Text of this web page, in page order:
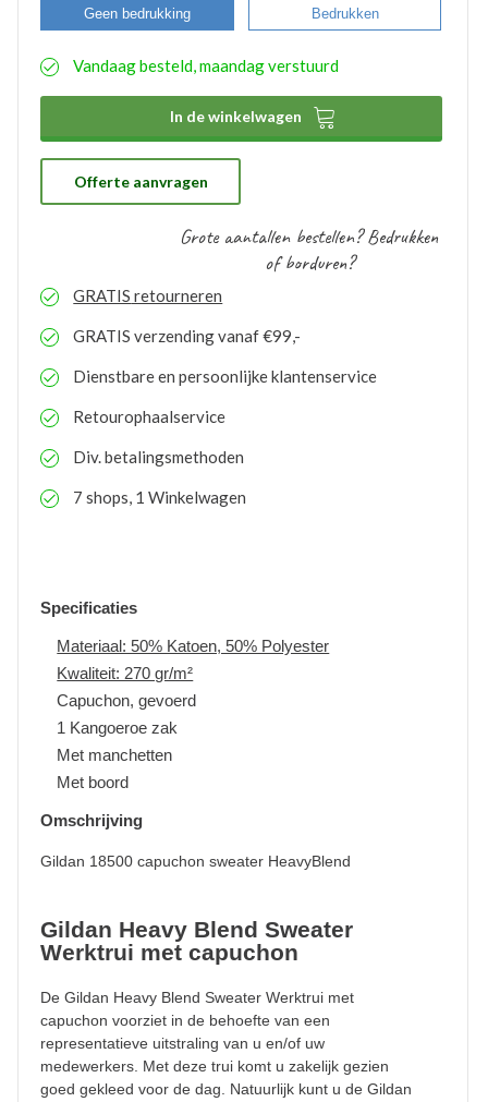
Bij Bevazet kunt u uw bedrijfskleding ook laten
bedrukken. Middels onderstaande stappen kunt u
aangemaakte bedrukkingsprofielen worden
hoeft u bij eventuele nabestellingen niet nogmaals het
proces te doorlopen. De bestelde logo’s kunnen door
ons gratis op voorraad gehouden worden. Bij eventuele
nabestellingen is uw voorraad bekend en kunt u de
logo’s toepassen op elk gewenste artikel.
Geen bedrukking Bedrukken
Vandaag besteld, maandag verstuurd
In de winkelwagen 
Offerte aanvragen
Grote aantallen bestellen? Bedrukken
of borduren?
GRATIS retourneren
GRATIS verzending vanaf €99,-
Dienstbare en persoonlijke klantenservice
Retourophaalservice
Div. betalingsmethoden
7 shops, 1 Winkelwagen
Specificaties
Materiaal: 50% Katoen, 50% Polyester
Kwaliteit: 270 gr/m²
Capuchon, gevoerd
1 Kangoeroe zak
Met manchetten
Met boord
Omschrijving
Gildan 18500 capuchon sweater HeavyBlend
Gildan Heavy Blend Sweater
Werktrui met capuchon
De Gildan Heavy Blend Sweater Werktrui met
capuchon voorziet in de behoefte van een
representatieve uitstraling van u en/of uw
medewerkers. Met deze trui komt u zakelijk gezien
goed gekleed voor de dag. Natuurlijk kunt u de Gildan